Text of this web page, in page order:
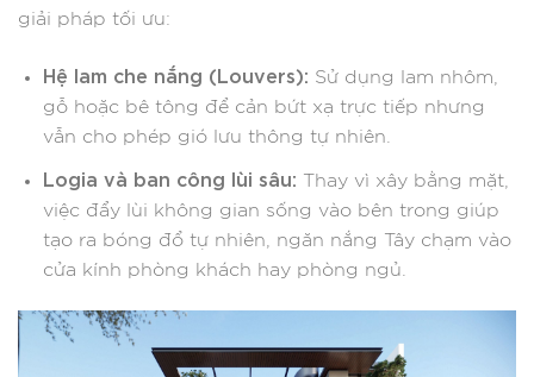
giải pháp tối ưu:
Hệ lam che nắng (Louvers): Sử dụng lam nhôm,
gỗ hoặc bê tông để cản bứt xạ trực tiếp nhưng
vẫn cho phép gió lưu thông tự nhiên.
Logia và ban công lùi sâu: Thay vì xây bằng mặt,
việc đẩy lùi không gian sống vào bên trong giúp
tạo ra bóng đổ tự nhiên, ngăn nắng Tây chạm vào
cửa kính phòng khách hay phòng ngủ.